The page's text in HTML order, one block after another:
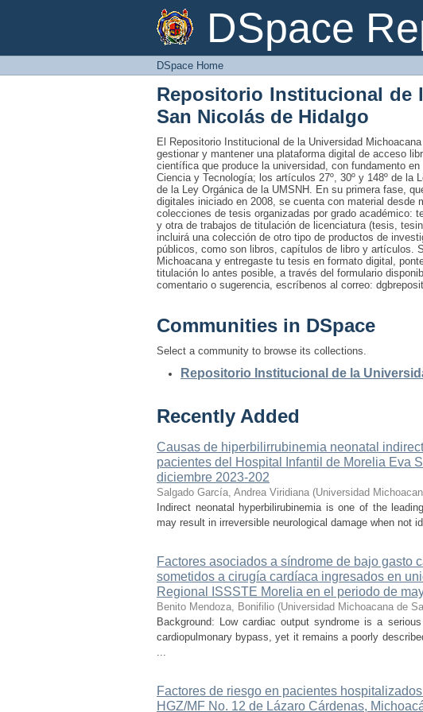
DSpace
DSpace Home
DSpace Home
Repositorio Institucional de
San Nicolás de Hidalgo
El Repositorio Institucional de la Universidad
gestionar y mantener una plataforma digital de acceso
científica que produce la universidad, con fundamento
Ciencia y Tecnología; los artículos 27º, 30º y 148º de la
de la Ley Orgánica de la UMSNH. En su primera fase,
digitales iniciado en 2008, se cuenta con material desde
colecciones de tesis organizadas por grado académico:
y otra de trabajos de titulación de licenciatura (tesis,
incluirá una colección de otro tipo de productos de
públicos, como son libros, capítulos de libro y artículos.
Michoacana y entregaste tu tesis en formato digital,
titulación lo antes posible, a través del formulario
comentario o sugerencia, escríbenos al correo:
Communities in DSpace
Select a community to browse its collections.
Repositorio Institucional de la
Recently Added
Causas de hiperbilirrubinemia neonatal
pacientes del Hospital Infantil de Morelia Eva
diciembre 2023-202
Salgado García, Andrea Viridiana (Universidad
Indirect neonatal hyperbilirubinemia is one of the
may result in irreversible neurological damage when not
Factores asociados a síndrome de bajo gasto
sometidos a cirugía cardíaca ingresados en
Regional ISSSTE Morelia en el periodo de
Benito Mendoza, Bonifilio (Universidad Michoacana de
Background: Low cardiac output syndrome is a
cardiopulmonary bypass, yet it remains a poorly
...
Factores de riesgo en pacientes
HGZ/MF No. 12 de Lázaro Cárdenas,